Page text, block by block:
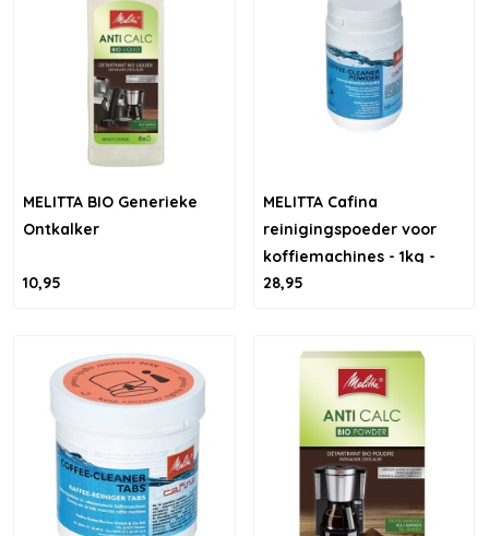
MELITTA BIO Generieke
Ontkalker
10,95
MELITTA Cafina
reinigingspoeder voor
koffiemachines - 1kg -
24717
28,95